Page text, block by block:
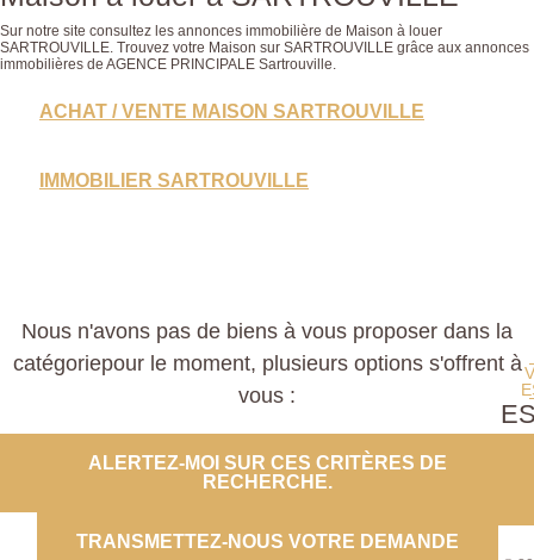
Sur notre site consultez les annonces immobilière de Maison à louer
SARTROUVILLE. Trouvez votre Maison sur SARTROUVILLE grâce aux annonces
immobilières de AGENCE PRINCIPALE Sartrouville.
ACHAT / VENTE MAISON SARTROUVILLE
IMMOBILIER SARTROUVILLE
Nous n'avons pas de biens à vous proposer dans la
catégoriepour le moment, plusieurs options s'offrent à
vous :
ALERTEZ-MOI SUR CES CRITÈRES DE
RECHERCHE.
TRANSMETTEZ-NOUS VOTRE DEMANDE